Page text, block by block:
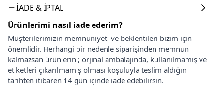
İADE & İPTAL
Ürünlerimi nasıl iade ederim?
Müşterilerimizin memnuniyeti ve beklentileri bizim için
önemlidir. Herhangi bir nedenle siparişinden memnun
kalmazsan ürünlerini; orjinal ambalajında, kullanılmamış ve
etiketleri çıkarılmamış olması koşuluyla teslim aldığın
tarihten itibaren 14 gün içinde iade edebilirsin.